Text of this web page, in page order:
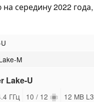
середину 2022 года,
M
Lake-U
ГГц 10 / 12 12 MB L3